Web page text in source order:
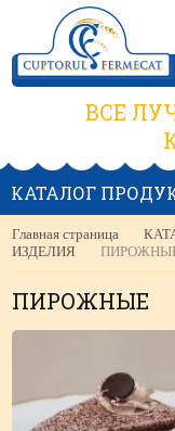
ВСЕ
КАТАЛОГ
Главная страница
ИЗДЕЛИЯ
ПИРОЖНЫЕ